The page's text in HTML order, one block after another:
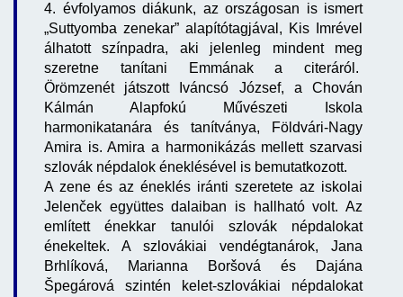
4. évfolyamos diákunk, az országosan is ismert
„Suttyomba zenekar” alapítótagjával, Kis Imrével
álhatott színpadra, aki jelenleg mindent meg
szeretne tanítani Emmának a citeráról.
Örömzenét játszott Iváncsó József, a Chován
Kálmán Alapfokú Művészeti Iskola
harmonikatanára és tanítványa, Földvári-Nagy
Amira is. Amira a harmonikázás mellett szarvasi
szlovák népdalok éneklésével is bemutatkozott.
A zene és az éneklés iránti szeretete az iskolai
Jelenček együttes dalaiban is hallható volt. Az
említett énekkar tanulói szlovák népdalokat
énekeltek. A szlovákiai vendégtanárok, Jana
Brhlíková, Marianna Boršová és Dajána
Špegárová szintén kelet-szlovákiai népdalokat